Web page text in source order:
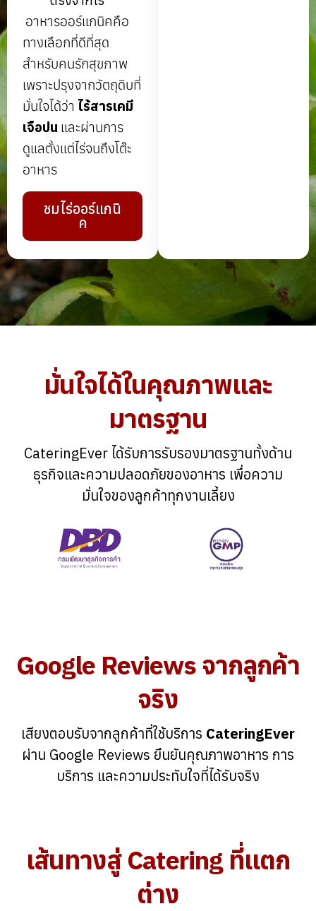
อาหารออร์แกนิคคือ
ทางเลือกที่ดีที่สุด
สำหรับคนรักสุขภาพ
เพราะปรุงจากวัตถุดิบที่
มั่นใจได้ว่า ไร้สารเคมี
เจือปน และผ่านการ
ดูแลตั้งแต่ไร่จนถึงโต๊ะ
อาหาร
ชมไร่ออร์แกนิ
ค
มั่นใจได้ในคุณภาพและ
มาตรฐาน
CateringEver ได้รับการรับรองมาตรฐานทั้งด้าน
ธุรกิจและความปลอดภัยของอาหาร เพื่อความ
มั่นใจของลูกค้าทุกงานเลี้ยง
Google Reviews จากลูกค้า
จริง
เสียงตอบรับจากลูกค้าที่ใช้บริการ CateringEver
ผ่าน Google Reviews ยืนยันคุณภาพอาหาร การ
บริการ และความประทับใจที่ได้รับจริง
เส้นทางสู่ Catering ที่แตก
ต่าง